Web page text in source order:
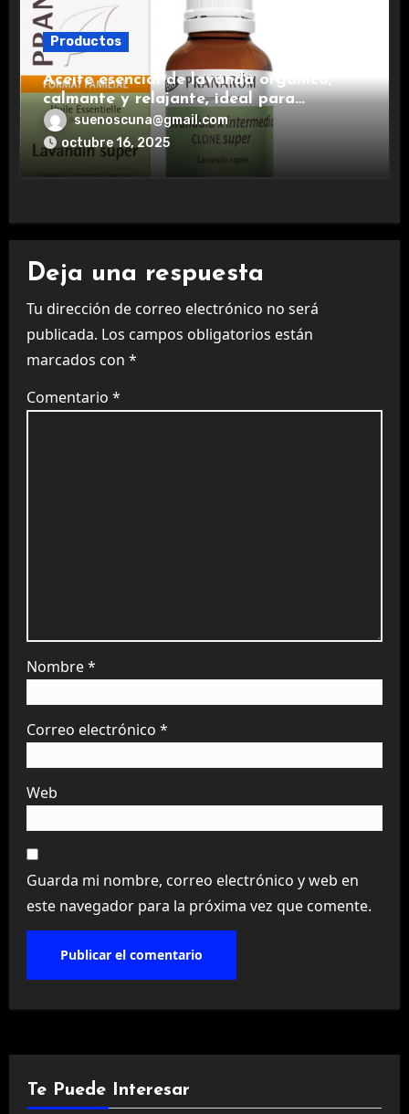
Productos
Aceite esencial de lavanda orgánico,
calmante y relajante, ideal para
aromaterapia.
suenoscuna@gmail.com
octubre 16, 2025
Deja una respuesta
Tu dirección de correo electrónico no será
publicada. Los campos obligatorios están
marcados con *
Comentario *
Nombre*
Correo electrónico *
Web
Guarda mi nombre, correo electrónico y web en
este navegador para la próxima vez que comente.
Te Puede Interesar